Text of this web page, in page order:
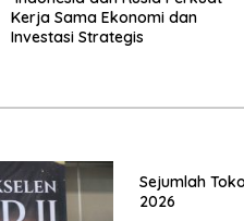
Kerja Sama Ekonomi dan
Investasi Strategis
Sejumlah
2026